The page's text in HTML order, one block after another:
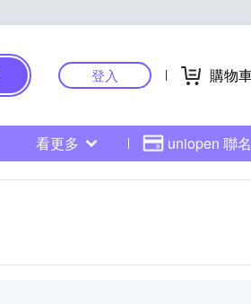
登入 購物
看更多 uniopen 聯